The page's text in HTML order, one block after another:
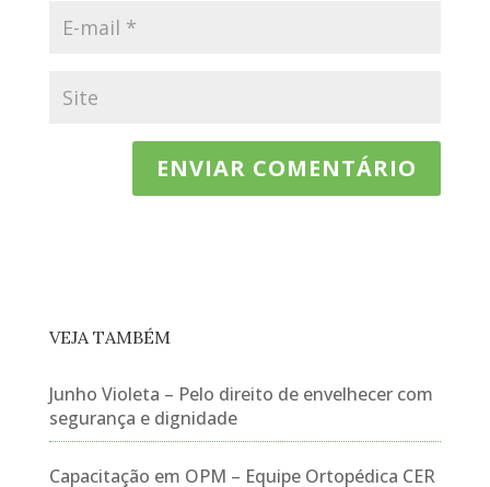
VEJA TAMBÉM
Junho Violeta – Pelo direito de envelhecer com
segurança e dignidade
Capacitação em OPM – Equipe Ortopédica CER